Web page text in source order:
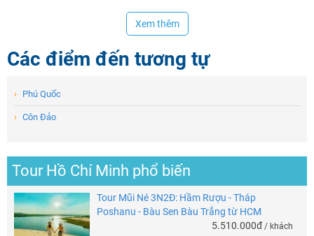
Xem thêm
Các điểm đến tương tự
› Phú Quốc
› Côn Đảo
Tour Hồ Chí Minh phổ biến
Tour Mũi Né 3N2Đ: Hầm Rượu - Tháp
Poshanu - Bàu Sen Bàu Trắng từ HCM
5.510.000đ / khách